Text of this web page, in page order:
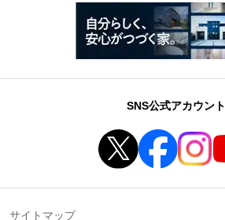
SNS公式アカウント
サイトマップ